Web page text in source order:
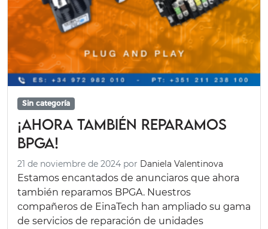
Sin categoría
¡Ahora también reparamos
BPGA!
21 de noviembre de 2024 por Daniela Valentinova
Estamos encantados de anunciaros que ahora
también reparamos BPGA. Nuestros
compañeros de EinaTech han ampliado su gama
de servicios de reparación de unidades